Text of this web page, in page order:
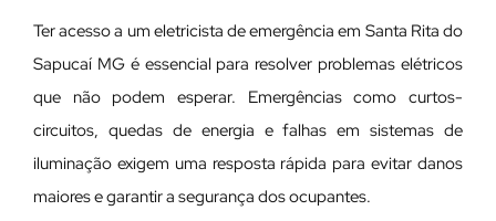
Ter acesso a um eletricista de emergência em Santa Rita do
Sapucaí MG é essencial para resolver problemas elétricos
que não podem esperar. Emergências como curtos-
circuitos, quedas de energia e falhas em sistemas de
iluminação exigem uma resposta rápida para evitar danos
maiores e garantir a segurança dos ocupantes.